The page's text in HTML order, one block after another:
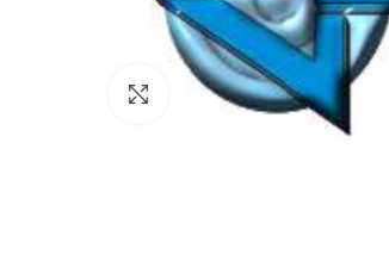
Click para agrandar